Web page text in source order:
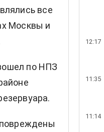
все
Москвы и
по НПЗ
12:17
11:35
11:14